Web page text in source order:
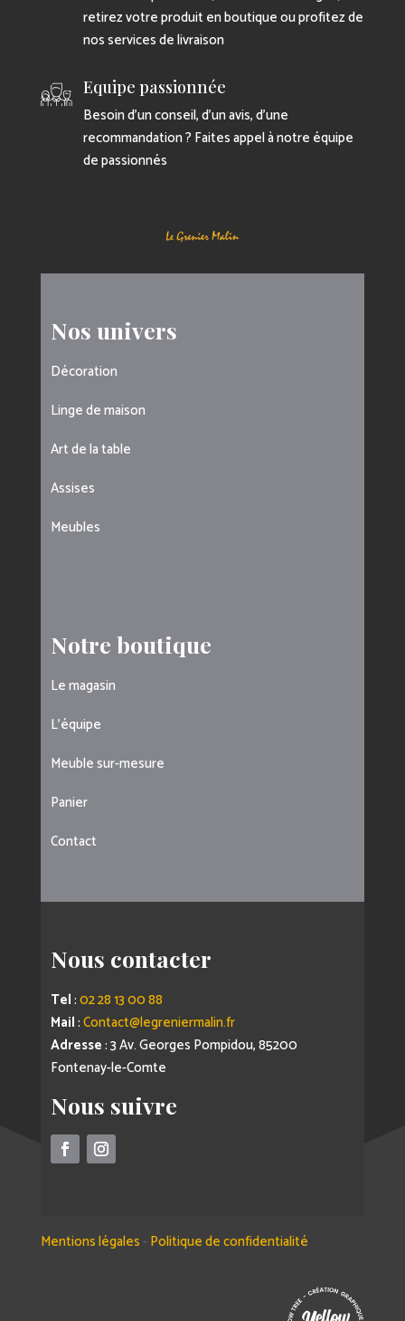
retirez votre produit en boutique ou profitez de
nos services de livraison
Equipe passionnée
Besoin d’un conseil, d’un avis, d’une
recommandation ? Faites appel à notre équipe
de passionnés
Nos univers
Décoration
Linge de maison
Art de la table
Assises
Meubles
Notre boutique
Le magasin
L’équipe
Meuble sur-mesure
Panier
Contact
Nous contacter
Tel:02 28 13 00 88
Mail:Contact@legreniermalin.fr
Adresse: 3 Av. Georges Pompidou, 85200
Fontenay-le-Comte
Nous suivre
Mentions légales - Politique de confidentialité